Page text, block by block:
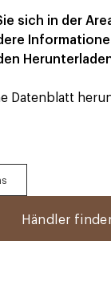
sich in der
Datenblatt
Händler